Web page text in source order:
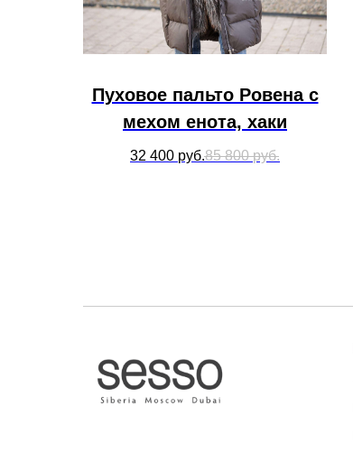
Пуховое пальто Ровена с
мехом енота, хаки
32 400 руб.85 800 руб.